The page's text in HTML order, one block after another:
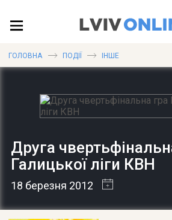
ПУБЛІКАЦІЇ
ДОВІДКА
ГОЛОВНА ПОДІЇ ІНШЕ
Друга
Галицької ліги КВН
18 березня 2012